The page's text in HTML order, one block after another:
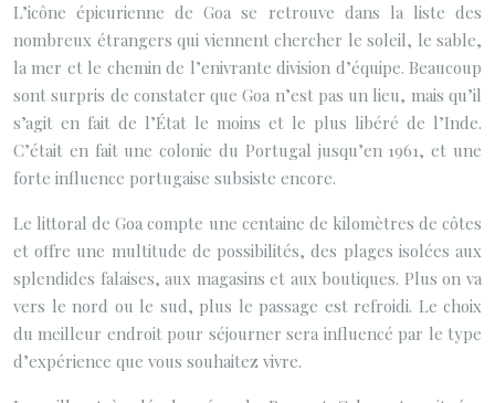
L’icône épicurienne de Goa se retrouve dans la liste des
nombreux étrangers qui viennent chercher le soleil, le sable,
la mer et le chemin de l’enivrante division d’équipe. Beaucoup
sont surpris de constater que Goa n’est pas un lieu, mais qu’il
s’agit en fait de l’État le moins et le plus libéré de l’Inde.
C’était en fait une colonie du Portugal jusqu’en 1961, et une
forte influence portugaise subsiste encore.
Le littoral de Goa compte une centaine de kilomètres de côtes
et offre une multitude de possibilités, des plages isolées aux
splendides falaises, aux magasins et aux boutiques. Plus on va
vers le nord ou le sud, plus le passage est refroidi. Le choix
du meilleur endroit pour séjourner sera influencé par le type
d’expérience que vous souhaitez vivre.